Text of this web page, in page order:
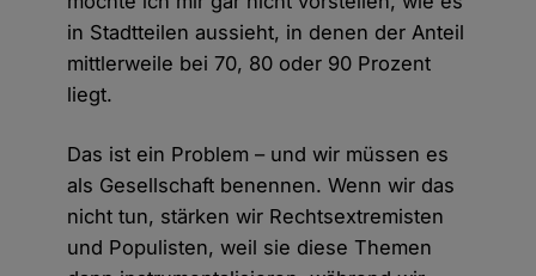
in Stadtteilen aussieht, in denen der Anteil
mittlerweile bei 70, 80 oder 90 Prozent
liegt.
Das ist ein Problem – und wir müssen es
als Gesellschaft benennen. Wenn wir das
nicht tun, stärken wir Rechtsextremisten
und Populisten, weil sie diese Themen